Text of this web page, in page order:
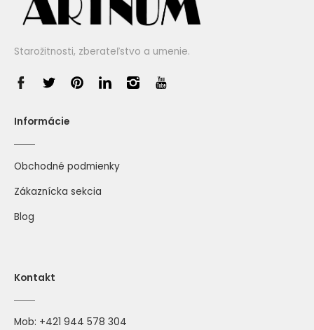
Starožitnosti, zberateľstvo a umenie.
Informácie
Obchodné podmienky
Zákaznícka sekcia
Blog
Kontakt
Mob: +421 944 578 304